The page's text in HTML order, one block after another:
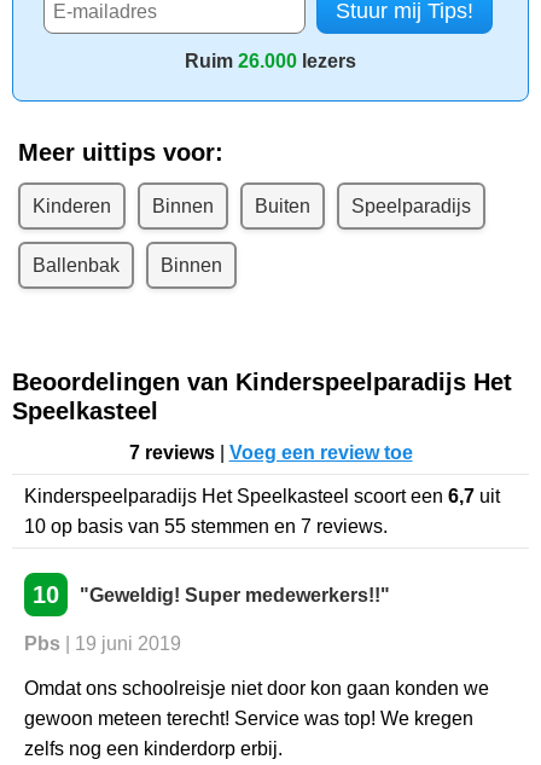
Ruim 26.000 lezers
Meer uittips voor:
Kinderen Binnen Buiten Speelparadijs
Ballenbak Binnen
Beoordelingen van Kinderspeelparadijs Het
Speelkasteel
7 reviews| Voeg een review toe
Kinderspeelparadijs Het Speelkasteel scoort een 6,7 uit
10 op basis van 55 stemmen en 7 reviews.
10 "Geweldig! Super medewerkers!!"
Pbs | 19 juni 2019
Omdat ons schoolreisje niet door kon gaan konden we
gewoon meteen terecht! Service was top! We kregen
zelfs nog een kinderdorp erbij.